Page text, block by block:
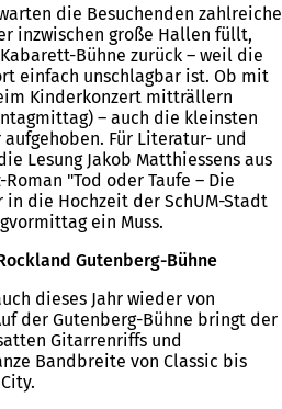
die Besuchenden zahlreiche
inzwischen große Hallen füllt,
Bühne zurück – weil die
einfach unschlagbar ist. Ob mit
Kinderkonzert mitträllern
– auch die kleinsten
Für Literatur- und
Lesung Jakob Matthiessens aus
"Tod oder Taufe – Die
in die Hochzeit der SchUM-Stadt
ein Muss.
Gutenberg-Bühne
dieses Jahr wieder von
der Gutenberg-Bühne bringt der
Gitarrenriffs und
Bandbreite von Classic bis